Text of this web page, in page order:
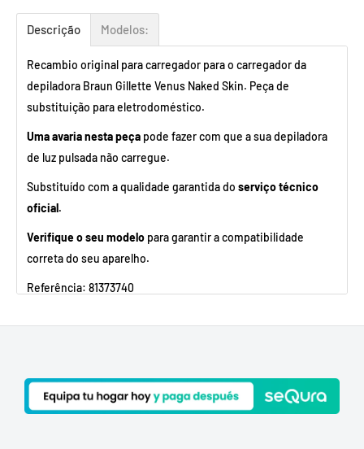
Descrição Modelos:
Recambio original para carregador para o carregador da
depiladora Braun Gillette Venus Naked Skin. Peça de
substituição para eletrodoméstico.
Uma avaria nesta peça pode fazer com que a sua depiladora
de luz pulsada não carregue.
Substituído com a qualidade garantida do serviço técnico
oficial.
Verifique o seu modelo para garantir a compatibilidade
correta do seu aparelho.
Referência: 81373740